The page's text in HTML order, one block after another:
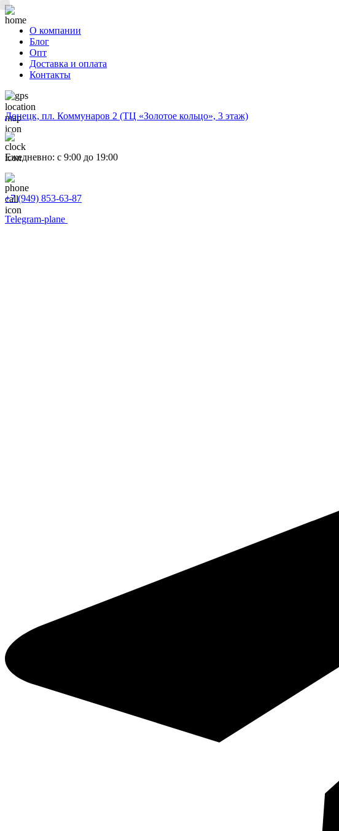
О компании
Блог
Опт
Доставка и оплата
Контакты
Донецк, пл. Коммунаров 2 (ТЦ «Золотое кольцо», 3 этаж)
Ежедневно: с 9:00 до 19:00
+7 (949) 853-63-87
Telegram-plane